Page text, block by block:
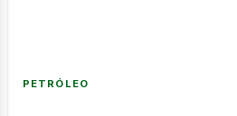
PETRÓLEO